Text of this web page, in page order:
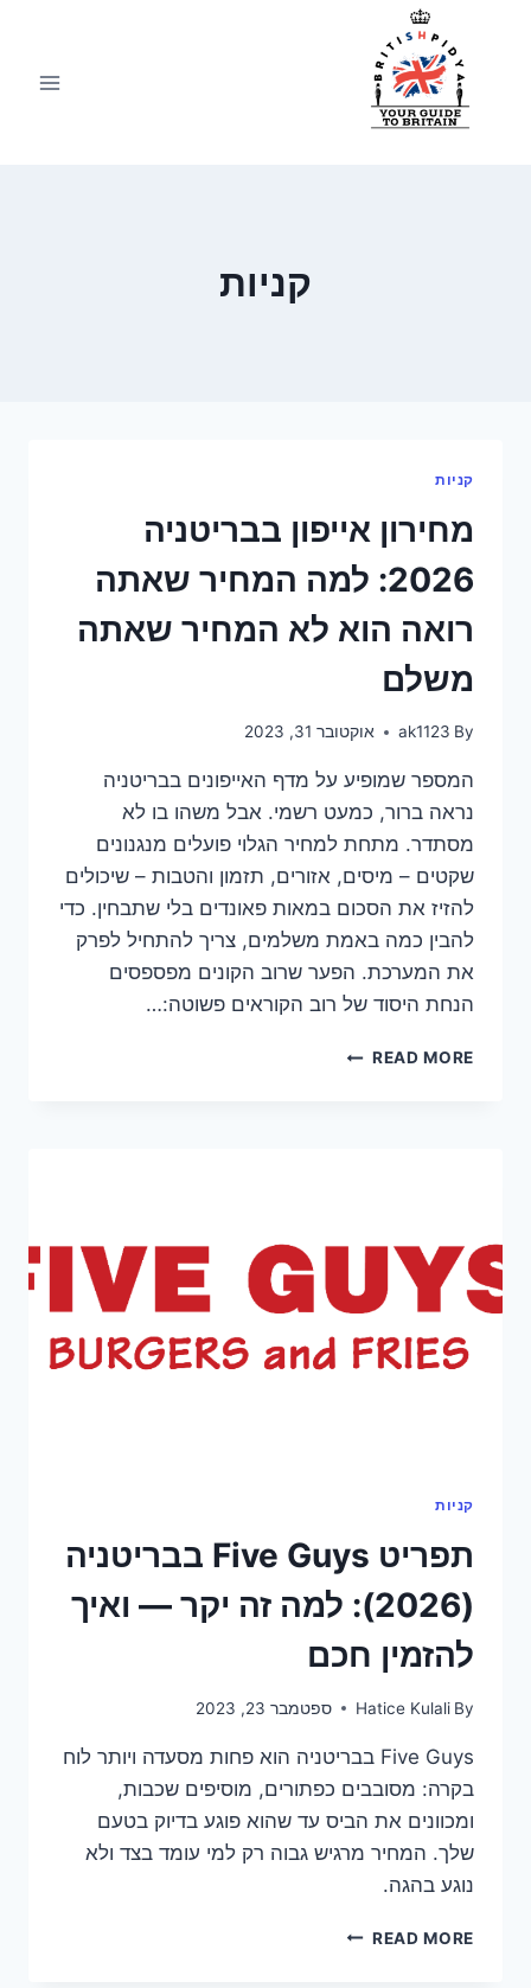
content
קניות
קניות
מחירון אייפון בבריטניה
2026: למה המחיר שאתה
רואה הוא לא המחיר שאתה
משלם
By
ak1123 אוקטובר 31, 2023
המספר שמופיע על מדף האייפונים בבריטניה
נראה ברור, כמעט רשמי. אבל משהו בו לא
מסתדר. מתחת למחיר הגלוי פועלים מנגנונים
שקטים – מיסים, אזורים, תזמון והטבות – שיכולים
להזיז את הסכום במאות פאונדים בלי שתבחין. כדי
להבין כמה באמת משלמים, צריך להתחיל לפרק
את המערכת. הפער שרוב הקונים מפספסים
הנחת היסוד של רוב הקוראים פשוטה:…
READ MOREמחירון
הוא
המחיר
משלם
קניות
תפריט Five Guys בבריטניה
(2026): למה זה יקר — ואיך
להזמין חכם
By
Hatice Kulali ספטמבר 23, 2023
Five Guys בבריטניה הוא פחות מסעדה ויותר לוח
בקרה: מסובבים כפתורים, מוסיפים שכבות,
ומכוונים את הביס עד שהוא פוגע בדיוק בטעם
שלך. המחיר מרגיש גבוה רק למי עומד בצד ולא
נוגע בהגה.
READ MOREתפריט